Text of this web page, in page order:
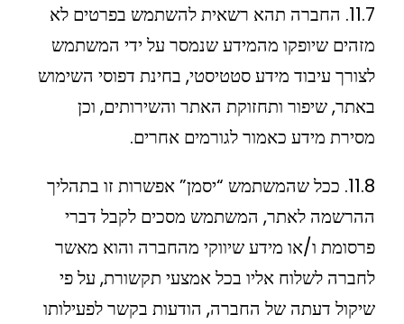
11.7. החברה תהא רשאית להשתמש בפרטים לא
מזהים שיופקו מהמידע שנמסר על ידי המשתמש
לצורך עיבוד מידע סטטיסטי, בחינת דפוסי השימוש
באתר, שיפור ותחזוקת האתר והשירותים, וכן
מסירת מידע כאמור לגורמים אחרים.
11.8. ככל שהמשתמש “יסמן” אפשרות זו בתהליך
ההרשמה לאתר, המשתמש מסכים לקבל דברי
פרסומת ו/או מידע שיווקי מהחברה והוא מאשר
לחברה לשלוח אליו בכל אמצעי תקשורת, על פי
שיקול דעתה של החברה, הודעות בקשר לפעילותו